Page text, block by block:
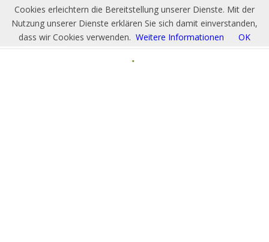
Cookies erleichtern die Bereitstellung unserer Dienste. Mit der
Nutzung unserer Dienste erklären Sie sich damit einverstanden,
dass wir Cookies verwenden. Weitere Informationen OK